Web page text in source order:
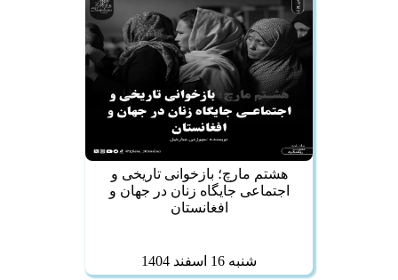
هشتم مارچ؛ بازخوانی تاریخی و
اجتماعی جایگاه زنان در جهان و
افغانستان
شنبه 16 اسفند 1404